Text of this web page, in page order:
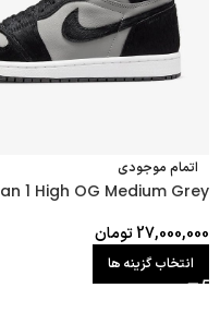
اتمام موجودی
1 High OG Medium Grey
27,000,000تومان
انتخاب گزینه ها